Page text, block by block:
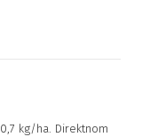
kg/ha. Direktnom